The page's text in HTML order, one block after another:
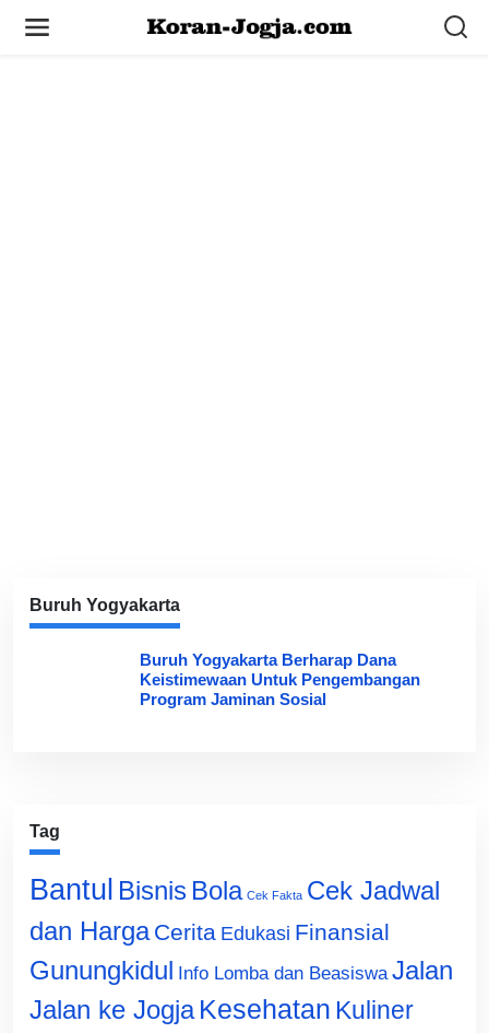
Buruh Yogyakarta
Buruh Yogyakarta Berharap Dana
Keistimewaan Untuk Pengembangan
Program Jaminan Sosial
Tag
Bantul Bisnis Bola Cek Fakta Cek Jadwal
dan Harga Cerita Edukasi Finansial
Gunungkidul Info Lomba dan Beasiswa Jalan
Jalan ke Jogja Kesehatan Kuliner